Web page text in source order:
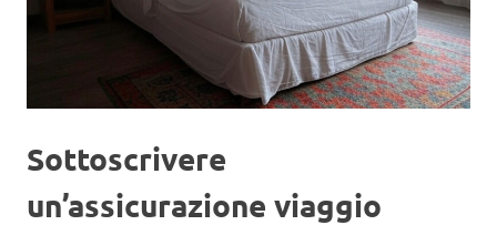
Sottoscrivere
un’assicurazione viaggio